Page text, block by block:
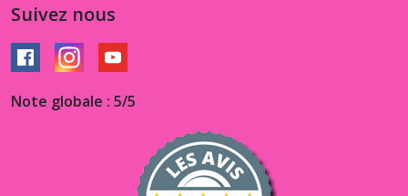
Suivez nous
Note globale : 5/5